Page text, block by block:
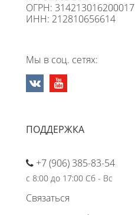
ОГРН: 314213016200017
ИНН: 212810656614
Мы в соц. сетях:
ПОДДЕРЖКА
+7 (906) 385-83-54
с 8:00 до 17:00 Сб - Вс
Связаться